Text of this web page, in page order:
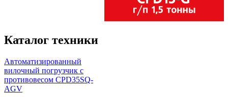
Каталог техники
Автоматизированный
вилочный погрузчик с
противовесом CPD35SQ-
AGV